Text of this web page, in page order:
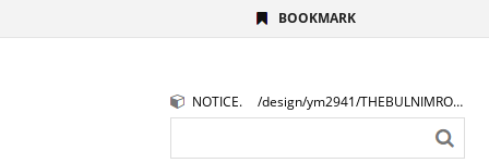
BOOKMARK
NOTICE. /design/ym2941/THEBULNIMROGO.png